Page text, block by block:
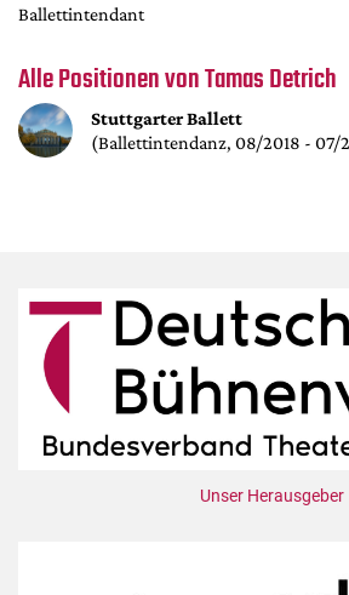
DdB-map
Kalender
Premierensuche
Festival-Planer
Podcast
Service
Shop / Abo
Newsletter
Redaktion
Ballettintendant
Alle Positionen von Tamas Detrich
Stuttgarter Ballett
(Ballettintendanz, 08/2018 - 07/
Unser Herausgeber